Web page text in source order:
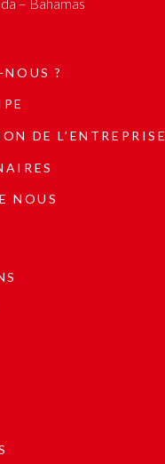
?
DE L’ENTREPRISE
NOUS